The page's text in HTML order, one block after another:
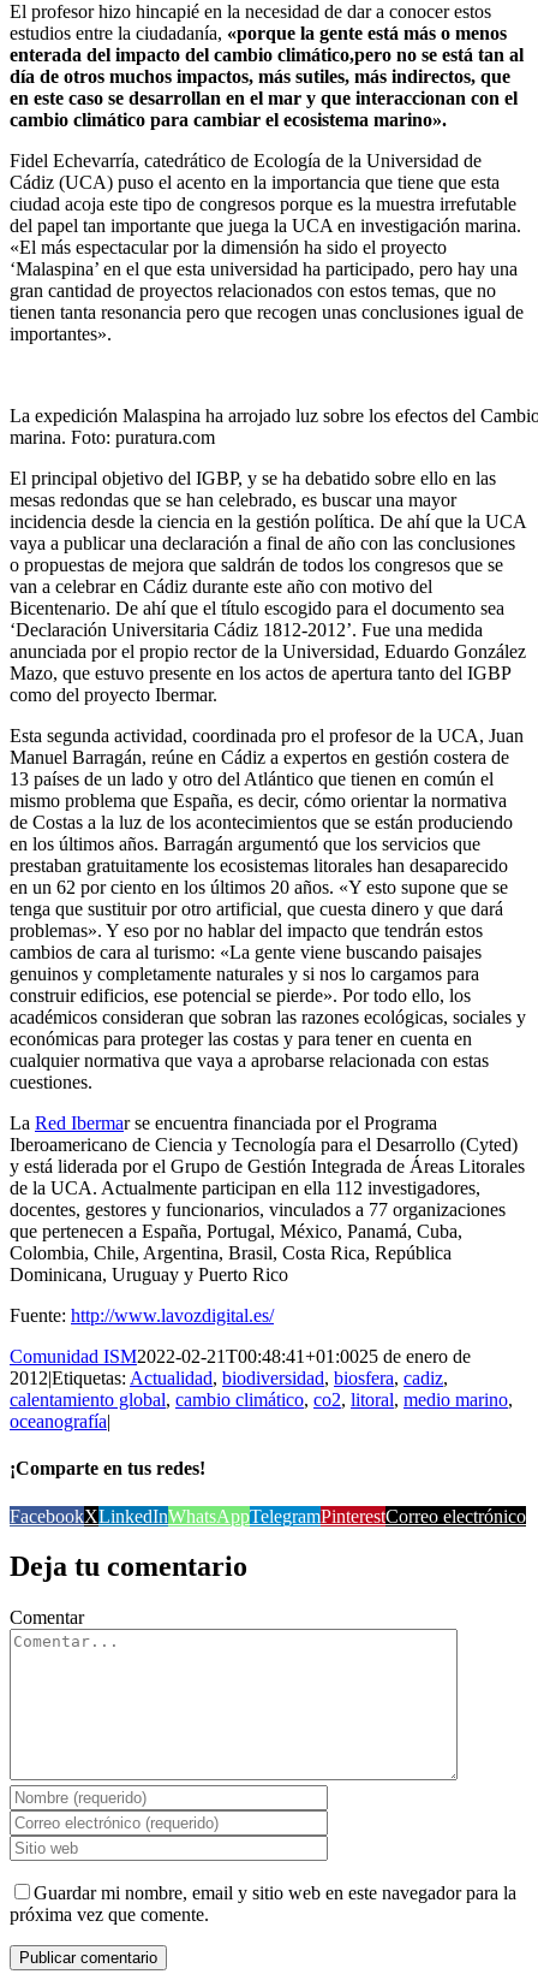
El profesor hizo hincapié en la necesidad de dar a conocer estos
estudios entre la ciudadanía, «porque la gente está más o menos
enterada del impacto del cambio climático,pero no se está tan al
día de otros muchos impactos, más sutiles, más indirectos, que
en este caso se desarrollan en el mar y que interaccionan con el
cambio climático para cambiar el ecosistema marino».
Fidel Echevarría, catedrático de Ecología de la Universidad de
Cádiz (UCA) puso el acento en la importancia que tiene que esta
ciudad acoja este tipo de congresos porque es la muestra irrefutable
del papel tan importante que juega la UCA en investigación marina.
«El más espectacular por la dimensión ha sido el proyecto
‘Malaspina’ en el que esta universidad ha participado, pero hay una
gran cantidad de proyectos relacionados con estos temas, que no
tienen tanta resonancia pero que recogen unas conclusiones igual de
importantes».
La expedición Malaspina ha arrojado luz sobre los efectos del
marina. Foto: puratura.com
El principal objetivo del IGBP, y se ha debatido sobre ello en las
mesas redondas que se han celebrado, es buscar una mayor
incidencia desde la ciencia en la gestión política. De ahí que la UCA
vaya a publicar una declaración a final de año con las conclusiones
o propuestas de mejora que saldrán de todos los congresos que se
van a celebrar en Cádiz durante este año con motivo del
Bicentenario. De ahí que el título escogido para el documento sea
‘Declaración Universitaria Cádiz 1812-2012’. Fue una medida
anunciada por el propio rector de la Universidad, Eduardo González
Mazo, que estuvo presente en los actos de apertura tanto del IGBP
como del proyecto Ibermar.
Esta segunda actividad, coordinada pro el profesor de la UCA, Juan
Manuel Barragán, reúne en Cádiz a expertos en gestión costera de
13 países de un lado y otro del Atlántico que tienen en común el
mismo problema que España, es decir, cómo orientar la normativa
de Costas a la luz de los acontecimientos que se están produciendo
en los últimos años. Barragán argumentó que los servicios que
prestaban gratuitamente los ecosistemas litorales han desaparecido
en un 62 por ciento en los últimos 20 años. «Y esto supone que se
tenga que sustituir por otro artificial, que cuesta dinero y que dará
problemas». Y eso por no hablar del impacto que tendrán estos
cambios de cara al turismo: «La gente viene buscando paisajes
genuinos y completamente naturales y si nos lo cargamos para
construir edificios, ese potencial se pierde». Por todo ello, los
académicos consideran que sobran las razones ecológicas, sociales y
económicas para proteger las costas y para tener en cuenta en
cualquier normativa que vaya a aprobarse relacionada con estas
cuestiones.
La Red Ibermar se encuentra financiada por el Programa
Iberoamericano de Ciencia y Tecnología para el Desarrollo (Cyted)
y está liderada por el Grupo de Gestión Integrada de Áreas Litorales
de la UCA. Actualmente participan en ella 112 investigadores,
docentes, gestores y funcionarios, vinculados a 77 organizaciones
que pertenecen a España, Portugal, México, Panamá, Cuba,
Colombia, Chile, Argentina, Brasil, Costa Rica, República
Dominicana, Uruguay y Puerto Rico
Fuente: http://www.lavozdigital.es/
Comunidad ISM2022-02-21T00:48:41+01:0025 de enero de
2012|Etiquetas: Actualidad, biodiversidad, biosfera, cadiz,
calentamiento global, cambio climático, co2, litoral, medio marino,
oceanografía|
¡Comparte en tus redes!
FacebookXLinkedInWhatsAppTelegramPinterestCorreo electrónico
Deja tu comentario
Comentar
Guardar mi nombre, email y sitio web en este navegador para la
próxima vez que comente.